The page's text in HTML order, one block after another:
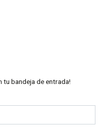
tu bandeja de entrada!